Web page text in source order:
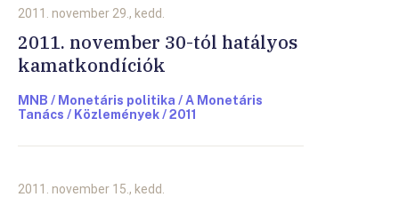
2011. november 29., kedd.
2011. november 30-tól hatályos
kamatkondíciók
MNB / Monetáris politika / A Monetáris
Tanács / Közlemények / 2011
2011. november 15., kedd.